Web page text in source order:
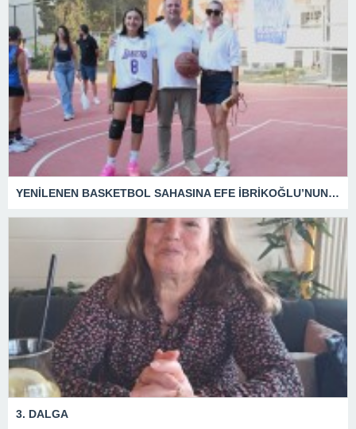
YENİLENEN BASKETBOL SAHASINA EFE İBRİKOĞLU’NUN ADI VERİLDİ
3. DALGA